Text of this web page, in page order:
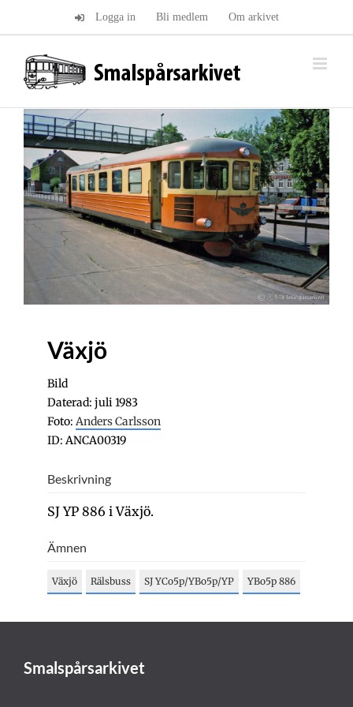
Logga in Bli medlem Om arkivet
Växjö
Bild
Daterad: juli 1983
Foto: Anders Carlsson
ID: ANCA00319
Beskrivning
SJ YP 886 i Växjö.
Ämnen
Växjö Rälsbuss SJ YCo5p/YBo5p/YP YBo5p 886
Smalspårsarkivet